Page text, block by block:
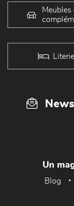
Meubles
Literie
Un
Blog